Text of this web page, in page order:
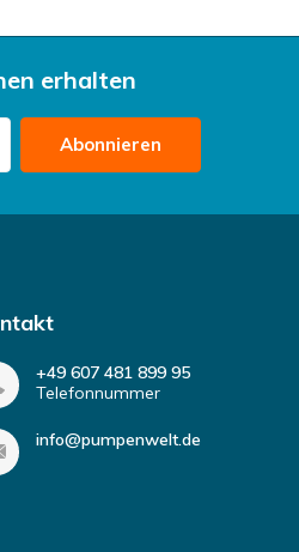
erhalten
Abonnieren
+49 607 481 899 95
Telefonnummer
info@pumpenwelt.de